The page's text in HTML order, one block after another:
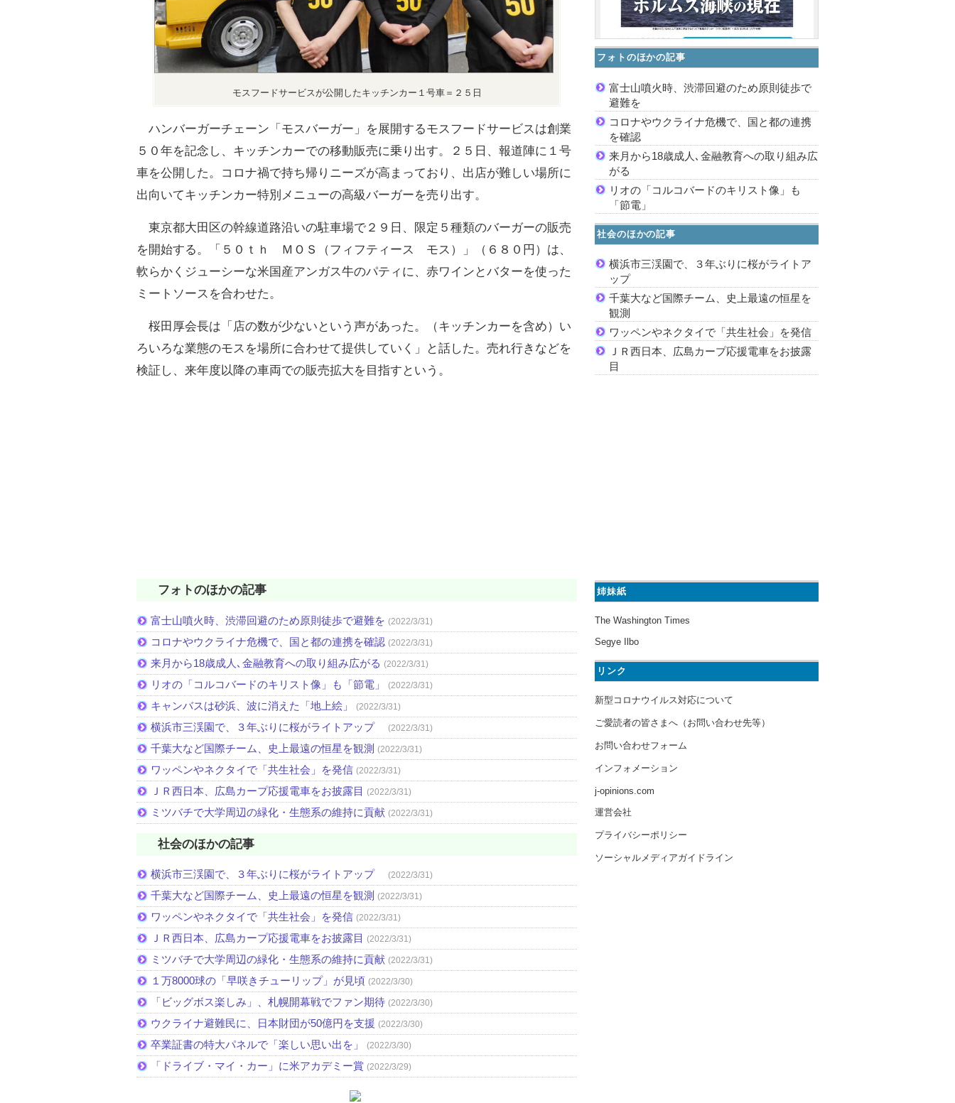
モスフードサービスが公開したキッチンカー１号車＝２５日
ハンバーガーチェーン「モスバーガー」を展開するモスフードサービスは創業
５０年を記念し、キッチンカーでの移動販売に乗り出す。２５日、報道陣に１号
車を公開した。コロナ禍で持ち帰りニーズが高まっており、出店が難しい場所に
出向いてキッチンカー特別メニューの高級バーガーを売り出す。
東京都大田区の幹線道路沿いの駐車場で２９日、限定５種類のバーガーの販売
を開始する。「５０ｔｈ ＭＯＳ（フィフティース モス）」（６８０円）は、
軟らかくジューシーな米国産アンガス牛のパティに、赤ワインとバターを使った
ミートソースを合わせた。
桜田厚会長は「店の数が少ないという声があった。（キッチンカーを含め）い
ろいろな業態のモスを場所に合わせて提供していく」と話した。売れ行きなどを
検証し、来年度以降の車両での販売拡大を目指すという。
フォトのほかの記事
富士山噴火時、渋滞回避のため原則徒歩で避難を (2022/3/31)
コロナやウクライナ危機で、国と都の連携を確認 (2022/3/31)
来月から18歳成人､金融教育への取り組み広がる (2022/3/31)
リオの「コルコバードのキリスト像」も「節電」 (2022/3/31)
キャンバスは砂浜、波に消えた「地上絵」 (2022/3/31)
横浜市三渓園で、３年ぶりに桜がライトアップ (2022/3/31)
千葉大など国際チーム、史上最遠の恒星を観測 (2022/3/31)
ワッペンやネクタイで「共生社会」を発信 (2022/3/31)
ＪＲ西日本、広島カープ応援電車をお披露目 (2022/3/31)
ミツバチで大学周辺の緑化・生態系の維持に貢献 (2022/3/31)
社会のほかの記事
横浜市三渓園で、３年ぶりに桜がライトアップ (2022/3/31)
千葉大など国際チーム、史上最遠の恒星を観測 (2022/3/31)
ワッペンやネクタイで「共生社会」を発信 (2022/3/31)
ＪＲ西日本、広島カープ応援電車をお披露目 (2022/3/31)
ミツバチで大学周辺の緑化・生態系の維持に貢献 (2022/3/31)
１万8000球の「早咲きチューリップ」が見頃 (2022/3/30)
「ビッグボス楽しみ」、札幌開幕戦でファン期待 (2022/3/30)
ウクライナ避難民に、日本財団が50億円を支援 (2022/3/30)
卒業証書の特大パネルで「楽しい思い出を」 (2022/3/30)
「ドライブ・マイ・カー」に米アカデミー賞 (2022/3/29)
フォトのほかの記事
富士山噴火時、渋滞回避のため原則徒歩で
避難を
コロナやウクライナ危機で、国と都の連携
を確認
来月から18歳成人､金融教育への取り組み広
がる
リオの「コルコバードのキリスト像」も
「節電」
社会のほかの記事
横浜市三渓園で、３年ぶりに桜がライトア
ップ
千葉大など国際チーム、史上最遠の恒星を
観測
ワッペンやネクタイで「共生社会」を発信
ＪＲ西日本、広島カープ応援電車をお披露
目
姉妹紙
The Washington Times
Segye Ilbo
リンク
新型コロナウイルス対応について
ご愛読者の皆さまへ（お問い合わせ先等）
お問い合わせフォーム
インフォメーション
j-opinions.com
運営会社
プライバシーポリシー
ソーシャルメディアガイドライン